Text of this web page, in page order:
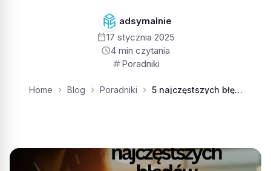
adsymalnie
calendar_today17 stycznia 2025
schedule4 min czytania
tagPoradniki
Home Blog Poradniki 5 najczęstszych błędów sprzedawców na Allegro i jak ich unikać